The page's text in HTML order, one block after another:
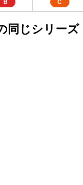
B C
同じシリーズ